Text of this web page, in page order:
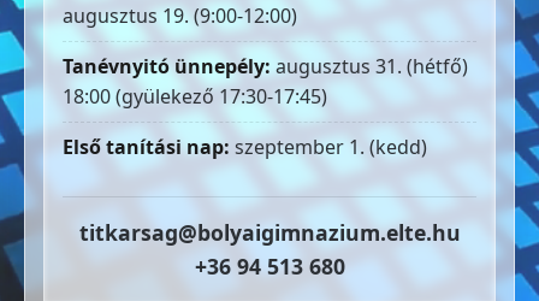
augusztus 19. (9:00-12:00)
Tanévnyitó ünnepély: augusztus 31. (hétfő)
18:00 (gyülekező 17:30-17:45)
Első tanítási nap: szeptember 1. (kedd)
titkarsag@bolyaigimnazium.elte.hu
+36 94 513 680